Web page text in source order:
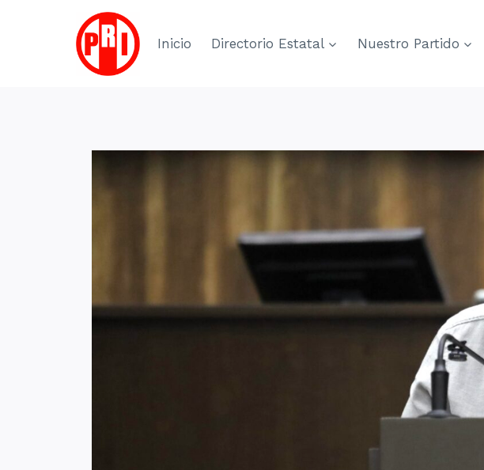
Inicio Directorio Estatal Nuestro Partido